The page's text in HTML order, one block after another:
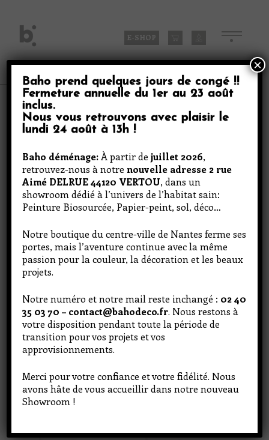
content
E-SHOP
Produits
Floating Triangles 2
Baho prend quelques jours de congé !!
Fermeture annuelle du1er au 23 août
inclus.
Nous vous retrouvons avec plaisir le
lundi 24 août à 13h !
Baho déménage: À partir dejuillet 2026,
retrouvez-nous à notre nouvelle adresse 2 rue
Aimé DELRUE 44120 VERTOU, dans un
showroom dédié à l’univers de l’habitat sain:
Peinture Biosourcée, Papier-peint, sol, déco…
Notre boutique du centre-ville de Nantes ferme ses
portes, mais l’aventure continue avec la même
passion pour la couleur, la décoration et les beaux
projets.
Notre numéro et notre mail reste inchangé : 02 40
35 03 70 – contact@bahodeco.fr. Nous restons à
votre disposition pendant toute la période de
transition pour vos projets et vos
approvisionnements.
Merci pour votre confiance et votre fidélité. Nous
avons hâte de vous accueillir dans notre nouveau
Showroom !
×